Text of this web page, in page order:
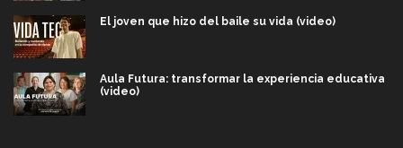
El joven que hizo del baile su vida (video)
Aula Futura: transformar la experiencia educativa
(video)